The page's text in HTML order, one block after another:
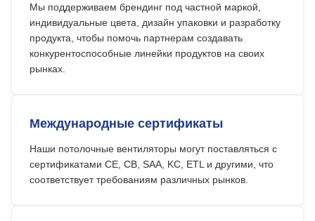
Мы поддерживаем брендинг под частной маркой,
индивидуальные цвета, дизайн упаковки и разработку
продукта, чтобы помочь партнерам создавать
конкурентоспособные линейки продуктов на своих
рынках.
Международные сертификаты
Наши потолочные вентиляторы могут поставляться с
сертификатами CE, CB, SAA, KC, ETL и другими, что
соответствует требованиям различных рынков.